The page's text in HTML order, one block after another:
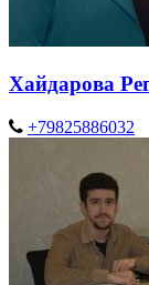
Хайдарова
+79825886032